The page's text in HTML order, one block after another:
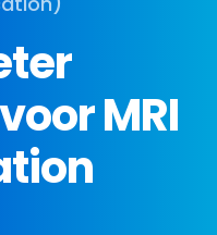
MRI